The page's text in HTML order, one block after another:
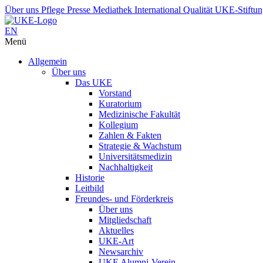
Über uns Pflege Presse Mediathek International Qualität UKE-
EN
Menü
Allgemein
Über uns
Das UKE
Vorstand
Kuratorium
Medizinische Fakultät
Kollegium
Zahlen & Fakten
Strategie & Wachstum
Universitätsmedizin
Nachhaltigkeit
Historie
Leitbild
Freundes- und Förderkreis
Über uns
Mitgliedschaft
Aktuelles
UKE-Art
Newsarchiv